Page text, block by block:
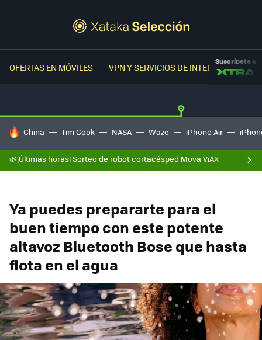
OFERTAS EN MÓVILES VPN Y SERVICIOS DE INTERNETSuscríbete a
HOY SE HABLA DE
China Tim Cook NASA Waze iPhone Air
🌿¡Últimas horas! Sorteo de robot cortacésped Mova ViAX
Ya puedes prepararte para el
buen tiempo con este potente
altavoz Bluetooth Bose que hasta
flota en el agua